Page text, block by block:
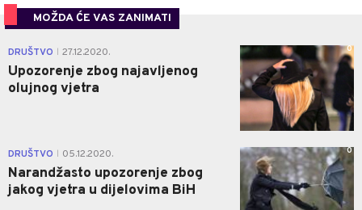
MOŽDA ĆE VAS ZANIMATI
DRUŠTVO 27.12.2020.
Upozorenje zbog najavljenog
olujnog vjetra
0
DRUŠTVO 05.12.2020.
Narandžasto upozorenje zbog
jakog vjetra u dijelovima BiH
0